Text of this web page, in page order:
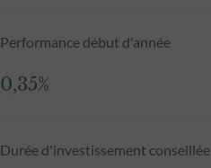
Performance début d'année
0,35%
Durée d'investissement conseillée